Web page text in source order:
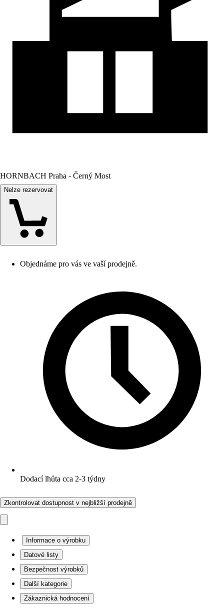
HORNBACH Praha - Černý Most
Nelze rezervovat
Objednáme pro vás ve vaší prodejně.
Dodací lhůta cca 2-3 týdny
Zkontrolovat dostupnost v nejbližší prodejně
Informace o výrobku
Datové listy
Bezpečnost výrobků
Další kategorie
Zákaznická hodnocení